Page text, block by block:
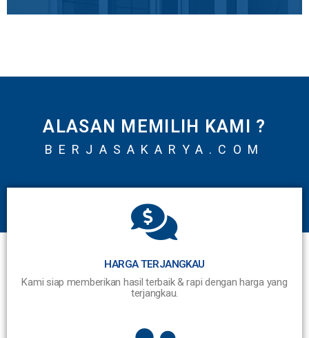
ALASAN MEMILIH KAMI ?
BERJASAKARYA.COM
HARGA TERJANGKAU
Kami siap memberikan hasil terbaik & rapi dengan harga yang
terjangkau.